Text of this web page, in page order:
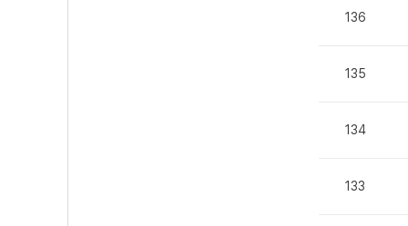
136
135
134
133